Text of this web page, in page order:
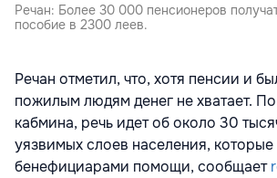
Речан: Более 30 000 пенсионеров
пособие в 2300 леев.
Речан отметил, что, хотя пенсии и
пожилым людям денег не хватает.
кабмина, речь идет об около 30
уязвимых слоев населения, которые
бенефициарами помощи, сообщает